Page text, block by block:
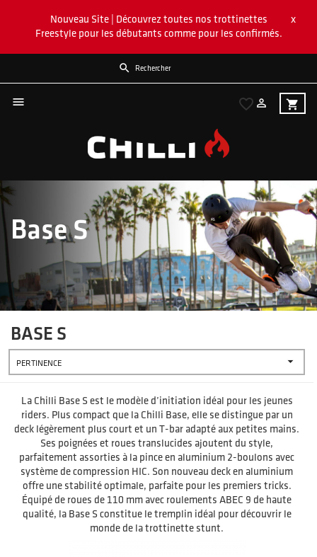
Nouveau Site | Découvrez toutes nos trottinettes
Freestyle pour les débutants comme pour les confirmés.
x

 shopping_cart

favorite_border
Base S
BASE S
PERTINENCE 
La Chilli Base S est le modèle d’initiation idéal pour les jeunes
riders. Plus compact que la Chilli Base, elle se distingue par un
deck légèrement plus court et un T-bar adapté aux petites mains.
Ses poignées et roues translucides ajoutent du style,
parfaitement assorties à la pince en aluminium 2-boulons avec
système de compression HIC. Son nouveau deck en aluminium
offre une stabilité optimale, parfaite pour les premiers tricks.
Équipé de roues de 110 mm avec roulements ABEC 9 de haute
qualité, la Base S constitue le tremplin idéal pour découvrir le
monde de la trottinette stunt.